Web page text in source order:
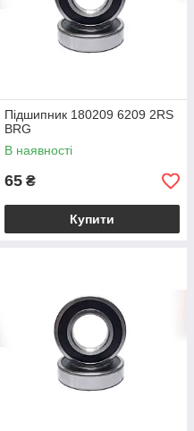
Підшипник 180209 6209 2RS
BRG
В наявності
65 ₴
Купити